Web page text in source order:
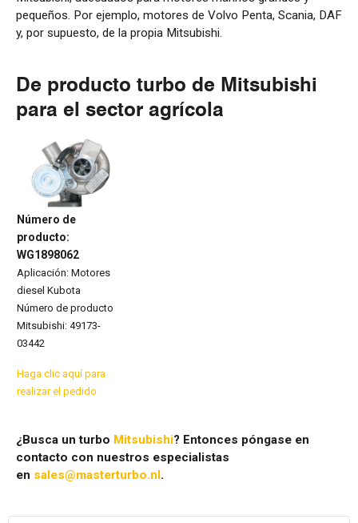
pequeños. Por ejemplo, motores de Volvo Penta, Scania, DAF
y, por supuesto, de la propia Mitsubishi.
De producto turbo de Mitsubishi
para el sector agrícola
N úmero de
producto:
WG1898062
Aplicación: Motores
diesel Kubota
Número de producto
Mitsubishi: 49173-
03442
Haga clic aquí para
realizar el pedido
¿Busca un turbo Mitsubishi? Entonces póngase en
contacto con nuestros especialistas
en sales@masterturbo.nl.